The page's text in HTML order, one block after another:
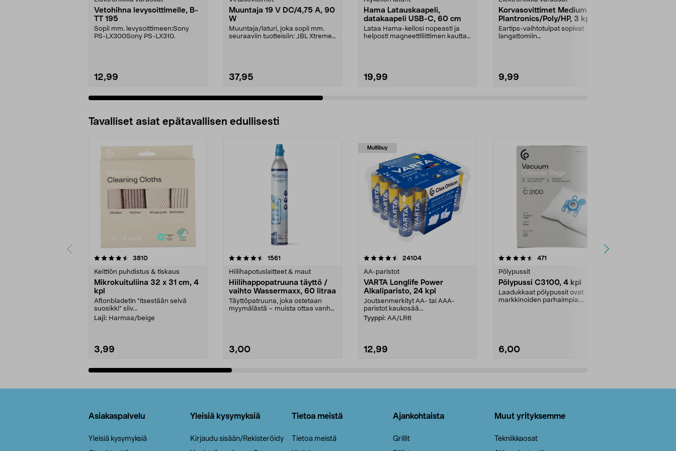
Vetohihna levysoittimelle, B-
TT 195
Sopii mm. levysoittimeen:Sony
PS-LX300Sony PS-LX310.
12,99
Muuntaja 19 V DC/4,75 A, 90
W
Muuntaja/laturi, joka sopii mm.
seuraaviin tuotteisiin: JBL Xtreme
37,95
Hama Latauskaapeli,
datakaapeli USB-C, 60 cm
Lataa Hama-kellosi nopeasti ja
helposti magneettiliittimen kautta.
19,99
Korvasovittimet Medium
Plantronics/Poly/HP, 3 kpl
Eartips-vaihtotulpat sopivat
langattomiin
9,99
Tavalliset asiat epätavallisen edullisesti
3810arvostelut
Keittiön puhdistus & tiskaus
Mikrokuituliina 32 x 31 cm, 4
kpl
Aftonbladetin "itsestään selvä
suosikki" siiv...
Laji: Harmaa/beige
3,99
4.5viidestä
1561
Hiilihapotuslaitteet & maut
Hiilihappopatruuna täyttö /
vaihto Wassermaxx, 60 litraa
Täyttöpatruuna, joka ostetaan
myymälästä – muista ottaa vanha
3,00
Multibuy
4.5viidestä
24104arvostelut
AA-paristot
VARTA Longlife Power
Alkaliparisto, 24 kpl
Joutsenmerkityt AA- tai AAA-
paristot kaukosää...
Tyyppi: AA/LR6
12,99
4.5viidestä
471
Pölypussit
Pölypussi C3100, 4 kpl
Laadukkaat pölypussit ovat
markkinoiden parhaimpia.
6,00
4.5viidestä
Asiakaspalvelu
Yleisiä kysymyksiä
Yleisiä kysymyksiä
Kirjaudu sisään/Rekisteröidy
Tietoa meistä
Tietoa meistä
Ajankohtaista
Grillit
Muut yrityksemme
Tekniikkaosat